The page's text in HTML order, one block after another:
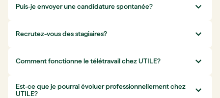
Puis-je envoyer une candidature spontanée?
Recrutez-vous des stagiaires?
Comment fonctionne le télétravail chez UTILE?
Est-ce que je pourrai évoluer professionnellement chez
UTILE?